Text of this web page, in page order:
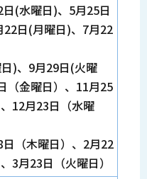
(水曜日)、5月25日
22日(月曜日)、7月22
)、9月29日(火曜
（金曜日）、11月25
12月23日（水曜
（木曜日）、2月22
3月23日（火曜日）